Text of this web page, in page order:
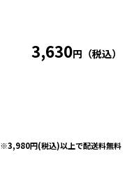
3,630円（税込）
※3,980円(税込)以上で配送料無料